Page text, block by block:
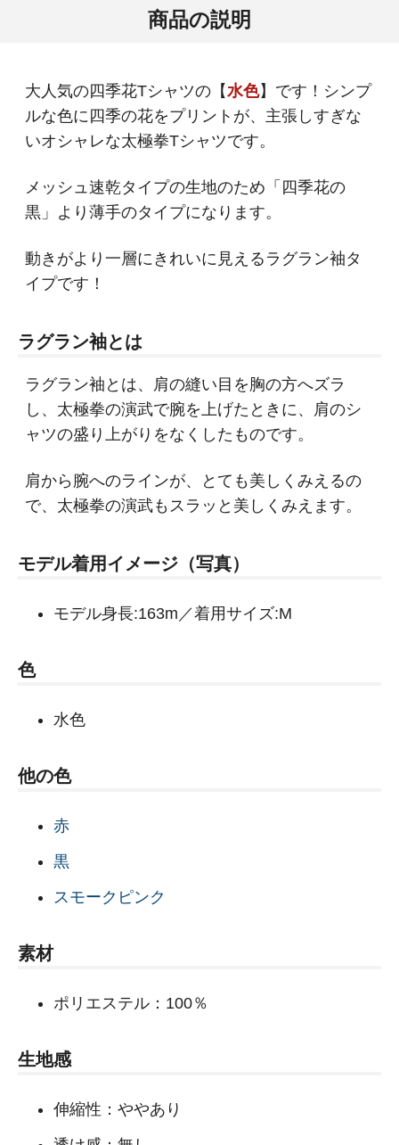
商品の説明
大人気の四季花Tシャツの【水色】です！シンプ
ルな色に四季の花をプリントが、主張しすぎな
いオシャレな太極拳Tシャツです。
メッシュ速乾タイプの生地のため「四季花の
黒」より薄手のタイプになります。
動きがより一層にきれいに見えるラグラン袖タ
イプです！
ラグラン袖とは
ラグラン袖とは、肩の縫い目を胸の方へズラ
し、太極拳の演武で腕を上げたときに、肩のシ
ャツの盛り上がりをなくしたものです。
肩から腕へのラインが、とても美しくみえるの
で、太極拳の演武もスラッと美しくみえます。
モデル着用イメージ（写真）
モデル身長:163m／着用サイズ:M
色
水色
他の色
赤
黒
スモークピンク
素材
ポリエステル：100％
生地感
伸縮性：ややあり